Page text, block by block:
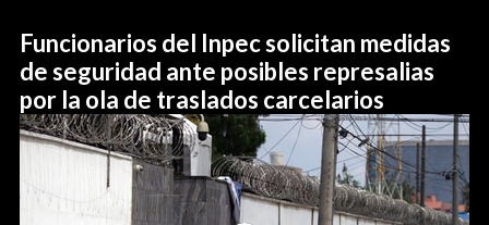
Funcionarios del Inpec solicitan medidas
de seguridad ante posibles represalias
por la ola de traslados carcelarios